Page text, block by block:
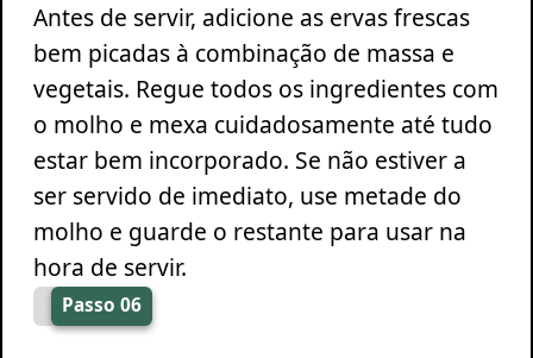
Antes de servir, adicione as ervas frescas
bem picadas à combinação de massa e
vegetais. Regue todos os ingredientes com
o molho e mexa cuidadosamente até tudo
estar bem incorporado. Se não estiver a
ser servido de imediato, use metade do
molho e guarde o restante para usar na
hora de servir.
Passo 06